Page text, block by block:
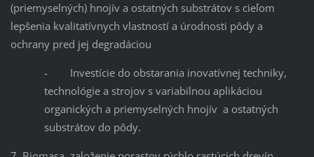
(priemyselných) hnojív a ostatných substrátov s cieľom
lepšenia kvalitatívnych vlastností a úrodnosti pôdy a
ochrany pred jej degradáciou
- Investície do obstarania inovatívnej techniky,
technológie a strojov s variabilnou aplikáciou
organických a priemyselných hnojív a ostatných
substrátov do pôdy.